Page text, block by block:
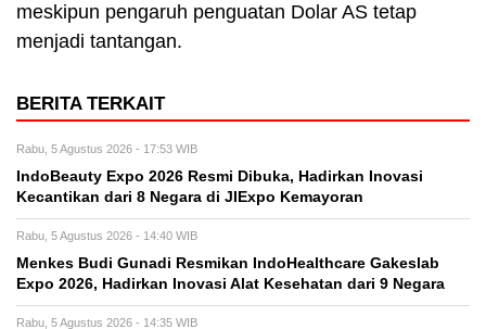
meskipun pengaruh penguatan Dolar AS tetap
menjadi tantangan.
BERITA TERKAIT
Rabu, 5 Agustus 2026 - 17:53 WIB
IndoBeauty Expo 2026 Resmi Dibuka, Hadirkan Inovasi
Kecantikan dari 8 Negara di JIExpo Kemayoran
Rabu, 5 Agustus 2026 - 14:40 WIB
Menkes Budi Gunadi Resmikan IndoHealthcare Gakeslab
Expo 2026, Hadirkan Inovasi Alat Kesehatan dari 9 Negara
Rabu, 5 Agustus 2026 - 14:35 WIB